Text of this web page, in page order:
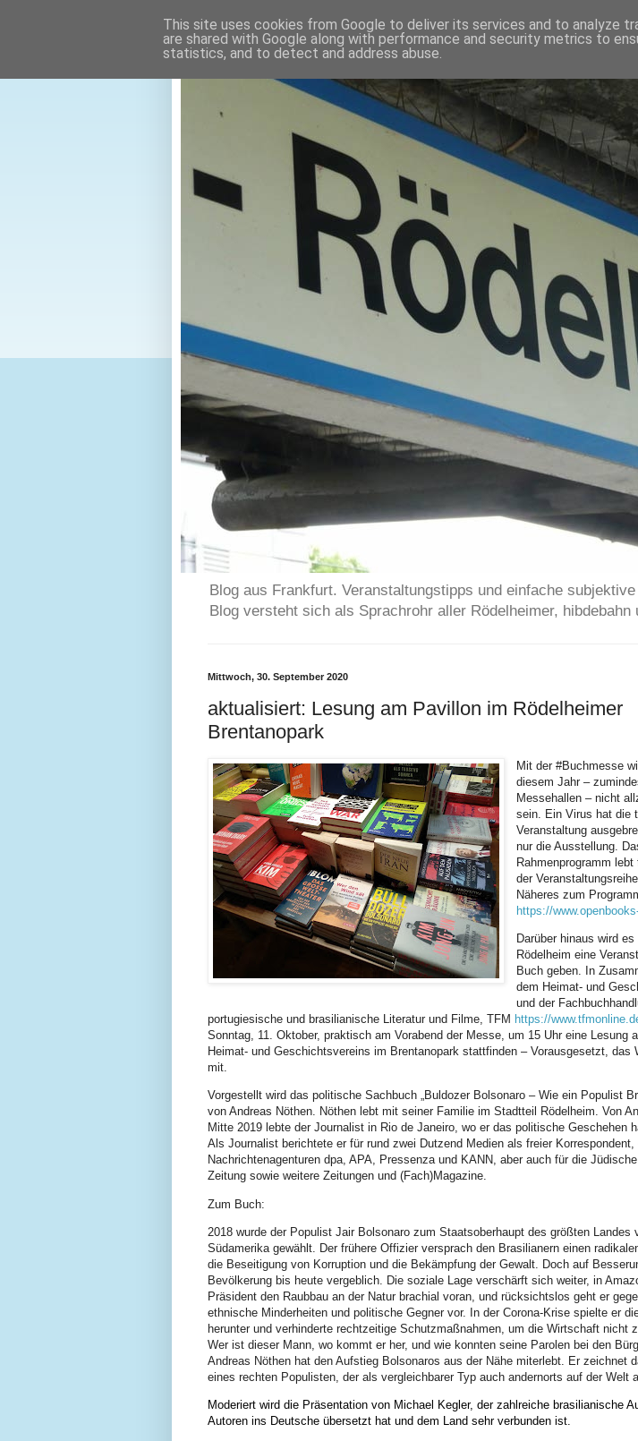
Blog aus Frankfurt. Veranstaltungstipps und einfache
Blog versteht sich als Sprachrohr aller Rödelheimer, hibdebahn
Mittwoch, 30. September 2020
aktualisiert: Lesung am Pavillon im Rödelheimer
Brentanopark
Mit der #Buchmesse
diesem Jahr –
Messehallen – nicht
sein. Ein Virus hat die
Veranstaltung
nur die Ausstellung.
Rahmenprogramm
der
Näheres zum
https://
Darüber hinaus wird
Rödelheim eine
Buch geben. In
dem Heimat- und
und der
portugiesische und brasilianische Literatur und Filme, TFM https://
Sonntag, 11. Oktober, praktisch am Vorabend der Messe, um 15 Uhr eine Lesung
Heimat- und Geschichtsvereins im Brentanopark stattfinden – Vorausgesetzt, das
mit.
Vorgestellt wird das politische Sachbuch „Buldozer Bolsonaro – Wie ein Populist
von Andreas Nöthen. Nöthen lebt mit seiner Familie im Stadtteil Rödelheim. Von
Mitte 2019 lebte der Journalist in Rio de Janeiro, wo er das politische Geschehen
Als Journalist berichtete er für rund zwei Dutzend Medien als freier Korrespondent,
Nachrichtenagenturen dpa, APA, Pressenza und KANN, aber auch für die
Zeitung sowie weitere Zeitungen und (Fach)Magazine.
Zum Buch:
2018 wurde der Populist Jair Bolsonaro zum Staatsoberhaupt des größten Landes
Südamerika gewählt. Der frühere Offizier versprach den Brasilianern einen
die Beseitigung von Korruption und die Bekämpfung der Gewalt. Doch auf
Bevölkerung bis heute vergeblich. Die soziale Lage verschärft sich weiter, in
Präsident den Raubbau an der Natur brachial voran, und rücksichtslos geht er
ethnische Minderheiten und politische Gegner vor. In der Corona-Krise spielte er
herunter und verhinderte rechtzeitige Schutzmaßnahmen, um die Wirtschaft nicht
Wer ist dieser Mann, wo kommt er her, und wie konnten seine Parolen bei den
Andreas Nöthen hat den Aufstieg Bolsonaros aus der Nähe miterlebt. Er zeichnet
eines rechten Populisten, der als vergleichbarer Typ auch andernorts auf der Welt
Moderiert wird die Präsentation von Michael Kegler, der zahlreiche brasilianische
Autoren ins Deutsche übersetzt hat und dem Land sehr verbunden ist.
This site uses cookies from Google to deliver its services and to analyze
are shared with Google along with performance and security metrics to
statistics, and to detect and address abuse.